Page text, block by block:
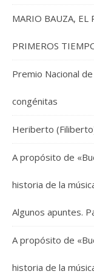
MARIO BAUZA, EL
PRIMEROS
Premio Nacional
congénitas
Heriberto
A propósito de
historia de la
Algunos apuntes.
A propósito de
historia de la